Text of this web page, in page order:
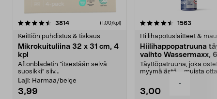
-
3814arvostelut (1,00/kpl)
Keittiön puhdistus & tiskaus
Mikrokuituliina 32 x 31 cm, 4
kpl
Aftonbladetin "itsestään selvä
suosikki" siiv...
Laji: Harmaa/beige
3,99
4.5viidestä
1563
Hiilihapotuslaitteet &
Hiilihappopatruuna
vaihto Wassermaxx,
Täyttöpatruuna, joka
myymälästä – muista
3,00
4.5viidestä